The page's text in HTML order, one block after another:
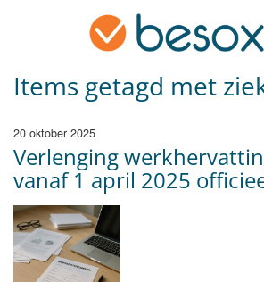
Items getagd met
20 oktober 2025
Verlenging
vanaf 1 april 2025